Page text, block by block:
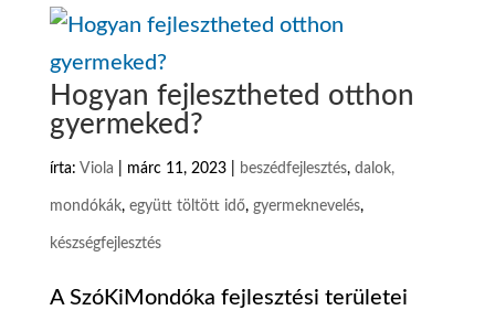
Hogyan fejlesztheted otthon
gyermeked?
írta: Viola márc 11, 2023| beszédfejlesztés, dalok,
mondókák, együtt töltött idő, gyermeknevelés,
készségfejlesztés
A SzóKiMondóka fejlesztési területei